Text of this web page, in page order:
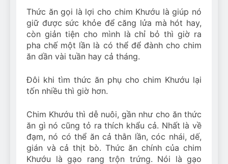
Thức ăn gọi là lợi cho chim Khướu là giúp nó
giữ được sức khỏe để căng lửa mà hót hay,
còn giản tiện cho mình là chỉ bỏ thì giờ ra
pha chế một lần là có thể để đành cho chim
ăn dần vài tuần hay cả tháng.
Đôi khi tìm thức ăn phụ cho chim Khướu lại
tốn nhiều thì giờ hơn.
Chim Khướu thì dễ nuôi, gần như cho ăn thức
ăn gì nó cũng tỏ ra thích khẩu cả. Nhất là về
đạm, nó có thể ăn cả thằn lần, cóc nhái, dế,
gián và cả thịt bò. Thức ăn chính của chim
Khướu là gạo rang trộn trứng. Nói là gạo